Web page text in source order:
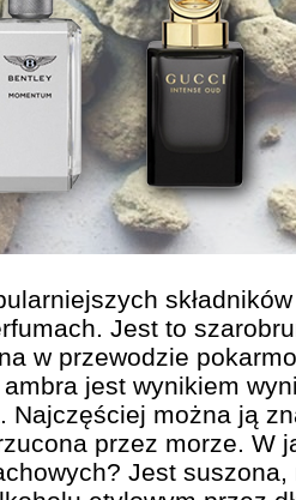
składników
Jest to
w przewodzie
ambra jest wynikiem
Najczęściej można ją
przez morze. W
Jest suszona,